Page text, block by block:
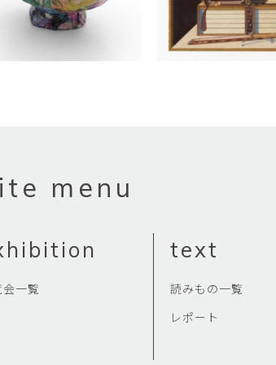
menu
会一覧
text
読みもの一覧
レポート